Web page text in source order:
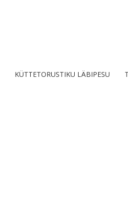
KÜTTETORUSTIKU LÄBIPESU